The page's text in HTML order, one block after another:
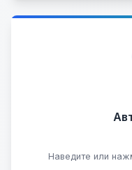
Наведите или
Прием